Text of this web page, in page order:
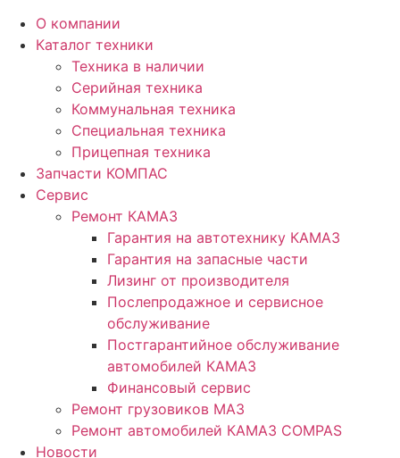
О компании
Каталог техники
Техника в наличии
Серийная техника
Коммунальная техника
Специальная техника
Прицепная техника
Запчасти КОМПАС
Сервис
Ремонт КАМАЗ
Гарантия на автотехнику КАМАЗ
Гарантия на запасные части
Лизинг от производителя
Послепродажное и сервисное
обслуживание
Постгарантийное обслуживание
автомобилей КАМАЗ
Финансовый сервис
Ремонт грузовиков МАЗ
Ремонт автомобилей КАМАЗ COMPAS
Новости